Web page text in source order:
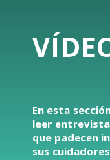
En esta
leer
que padecen
sus